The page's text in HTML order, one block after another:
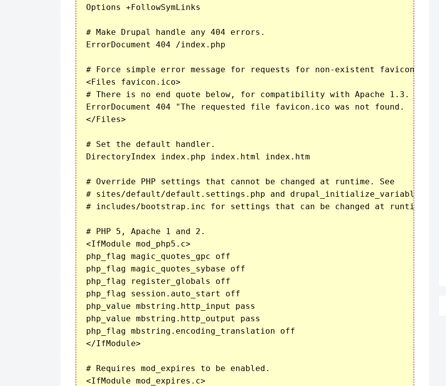
Options +FollowSymLinks
# Make Drupal handle any 404 errors.
ErrorDocument 404 /index.php
# Force simple error message for requests for non-existent favicon.ico.
<Files favicon.ico>
# There is no end quote below, for compatibility with Apache 1.3.
ErrorDocument 404 "The requested file favicon.ico was not found.
</Files>
# Set the default handler.
DirectoryIndex index.php index.html index.htm
# Override PHP settings that cannot be changed at runtime. See
# sites/default/default.settings.php and drupal_initialize_variables() in
# includes/bootstrap.inc for settings that can be changed at runtime.
# PHP 5, Apache 1 and 2.
<IfModule mod_php5.c>
php_flag magic_quotes_gpc off
php_flag magic_quotes_sybase off
php_flag register_globals off
php_flag session.auto_start off
php_value mbstring.http_input pass
php_value mbstring.http_output pass
php_flag mbstring.encoding_translation off
</IfModule>
# Requires mod_expires to be enabled.
<IfModule mod_expires.c>